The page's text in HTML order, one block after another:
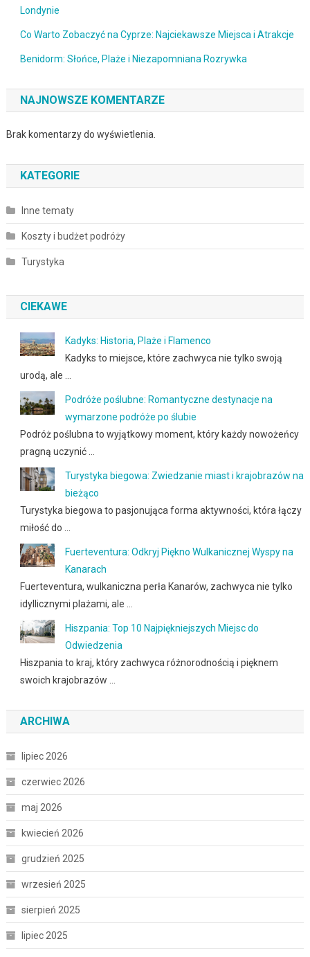
Londynie
Co Warto Zobaczyć na Cyprze: Najciekawsze Miejsca i Atrakcje
Benidorm: Słońce, Plaże i Niezapomniana Rozrywka
NAJNOWSZE KOMENTARZE
Brak komentarzy do wyświetlenia.
KATEGORIE
Inne tematy
Koszty i budżet podróży
Turystyka
CIEKAWE
Kadyks: Historia, Plaże i Flamenco
Kadyks to miejsce, które zachwyca nie tylko swoją
urodą, ale …
Podróże poślubne: Romantyczne destynacje na
wymarzone podróże po ślubie
Podróż poślubna to wyjątkowy moment, który każdy nowożeńcy
pragną uczynić …
Turystyka biegowa: Zwiedzanie miast i krajobrazów na
bieżąco
Turystyka biegowa to pasjonująca forma aktywności, która łączy
miłość do …
Fuerteventura: Odkryj Piękno Wulkanicznej Wyspy na
Kanarach
Fuerteventura, wulkaniczna perła Kanarów, zachwyca nie tylko
idyllicznymi plażami, ale …
Hiszpania: Top 10 Najpiękniejszych Miejsc do
Odwiedzenia
Hiszpania to kraj, który zachwyca różnorodnością i pięknem
swoich krajobrazów …
ARCHIWA
lipiec 2026
czerwiec 2026
maj 2026
kwiecień 2026
grudzień 2025
wrzesień 2025
sierpień 2025
lipiec 2025